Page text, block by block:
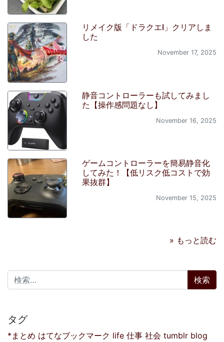
リメイク版「ドラクエI」クリアしま
した
November 17, 2025
静音コントローラーも試してみまし
た【操作感問題なし】
November 16, 2025
ゲームコントローラーを簡易静音化
してみた！【低リスク低コストで効
果抜群】
November 15, 2025
» もっと読む
検索:
タグ
*まとめ はてなブックマーク life 仕事 社会 tumblr blog